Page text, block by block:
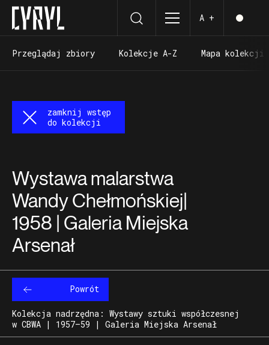
A +
Przeglądaj zbiory
Kolekcje A-Z
Mapa kolekcji
Mapa kolekcji
Wystawa malarstwa
Wandy Chełmońskiej|
1958 | Galeria Miejska
Arsenał
zamknij wstęp
do kolekcji
Powrót
Kolekcja nadrzędna: Wystawy sztuki współczesnej
w CBWA | 1957–59 | Galeria Miejska Arsenał